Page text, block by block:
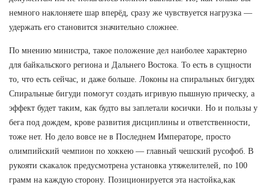
немного наклоняете шар вперёд, сразу же чувствуется нагрузка —
удержать его становится значительно сложнее.
По мнению министра, такое положение дел наиболее характерно
для байкальского региона и Дальнего Востока. То есть в сущности
то, что есть сейчас, и даже больше. Локоны на спиральных бигудях
Спиральные бигуди помогут создать игривую пышную прическу, а
эффект будет таким, как будто вы заплетали косички. Но и пользы у
бега под дождем, крове развития дисциплины и ответственности,
тоже нет. Но дело вовсе не в Последнем Императоре, просто
олимпийский чемпион по хоккею — главный чешский русофоб. В
рукояти скакалок предусмотрена установка утяжелителей, по 100
грамм на каждую сторону. Позиционируется эта настойка,как